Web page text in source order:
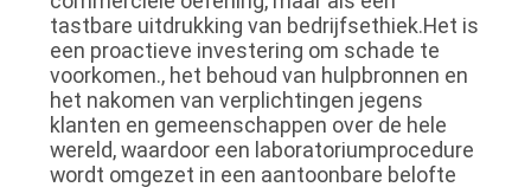
tastbare uitdrukking van bedrijfsethiek.Het is
een proactieve investering om schade te
voorkomen., het behoud van hulpbronnen en
het nakomen van verplichtingen jegens
klanten en gemeenschappen over de hele
wereld, waardoor een laboratoriumprocedure
wordt omgezet in een aantoonbare belofte